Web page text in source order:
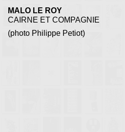
MALO LE ROY
CAIRNE ET COMPAGNIE
(photo Philippe Petiot)